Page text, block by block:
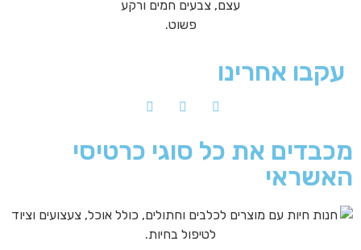
עקבו אחרינו
מכבדים את כל סוגי כרטיסי
האשראי